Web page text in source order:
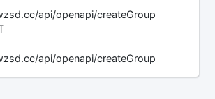
api/openapi/createGroup
api/openapi/createGroup